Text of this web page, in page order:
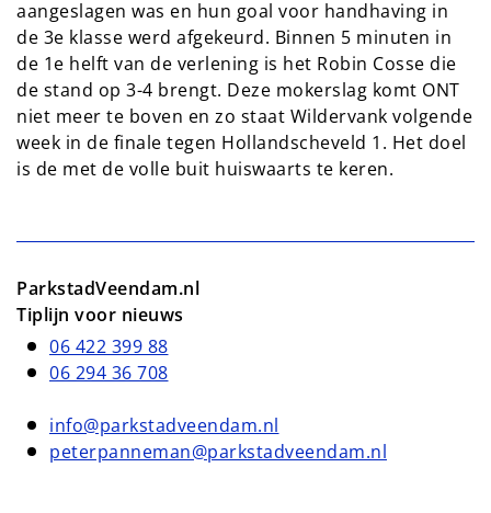
aangeslagen was en hun goal voor handhaving in
de 3e klasse werd afgekeurd. Binnen 5 minuten in
de 1e helft van de verlening is het Robin Cosse die
de stand op 3-4 brengt. Deze mokerslag komt ONT
niet meer te boven en zo staat Wildervank volgende
week in de finale tegen Hollandscheveld 1. Het doel
is de met de volle buit huiswaarts te keren.
ParkstadVeendam.nl
Tiplijn voor nieuws
06 422 399 88
06 294 36 708
info@parkstadveendam.nl
peterpanneman@parkstadveendam.nl